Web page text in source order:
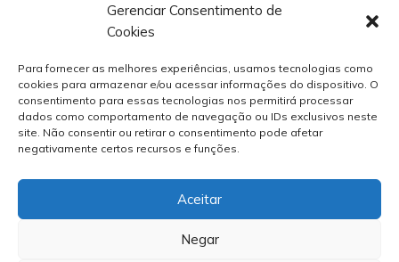
Gerenciar Consentimento de
Cookies
Para fornecer as melhores experiências, usamos tecnologias como
cookies para armazenar e/ou acessar informações do dispositivo. O
consentimento para essas tecnologias nos permitirá processar
dados como comportamento de navegação ou IDs exclusivos neste
site. Não consentir ou retirar o consentimento pode afetar
negativamente certos recursos e funções.
Aceitar
Negar